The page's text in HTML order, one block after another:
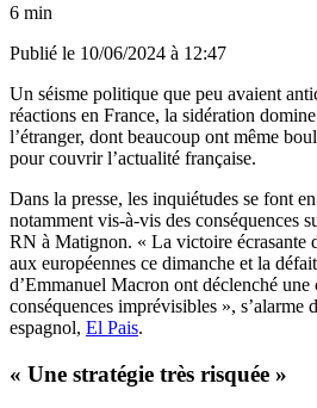
6 min
Publié le 10/06/2024 à 12:47
Un séisme politique que peu avaient
réactions en France, la sidération
l’étranger, dont beaucoup ont même
pour couvrir l’actualité française.
Dans la presse, les inquiétudes se font
notamment vis-à-vis des conséquences
RN à Matignon. « La victoire écrasante
aux européennes ce dimanche et la
d’Emmanuel Macron ont déclenché
conséquences imprévisibles », s’alarme
espagnol, El Pais.
« Une stratégie très risquée »